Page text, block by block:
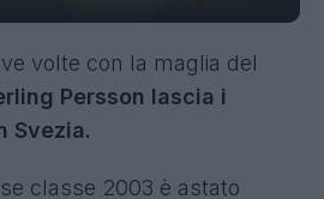
volte con la maglia del
Persson lascia i
Svezia.
classe 2003 è astato